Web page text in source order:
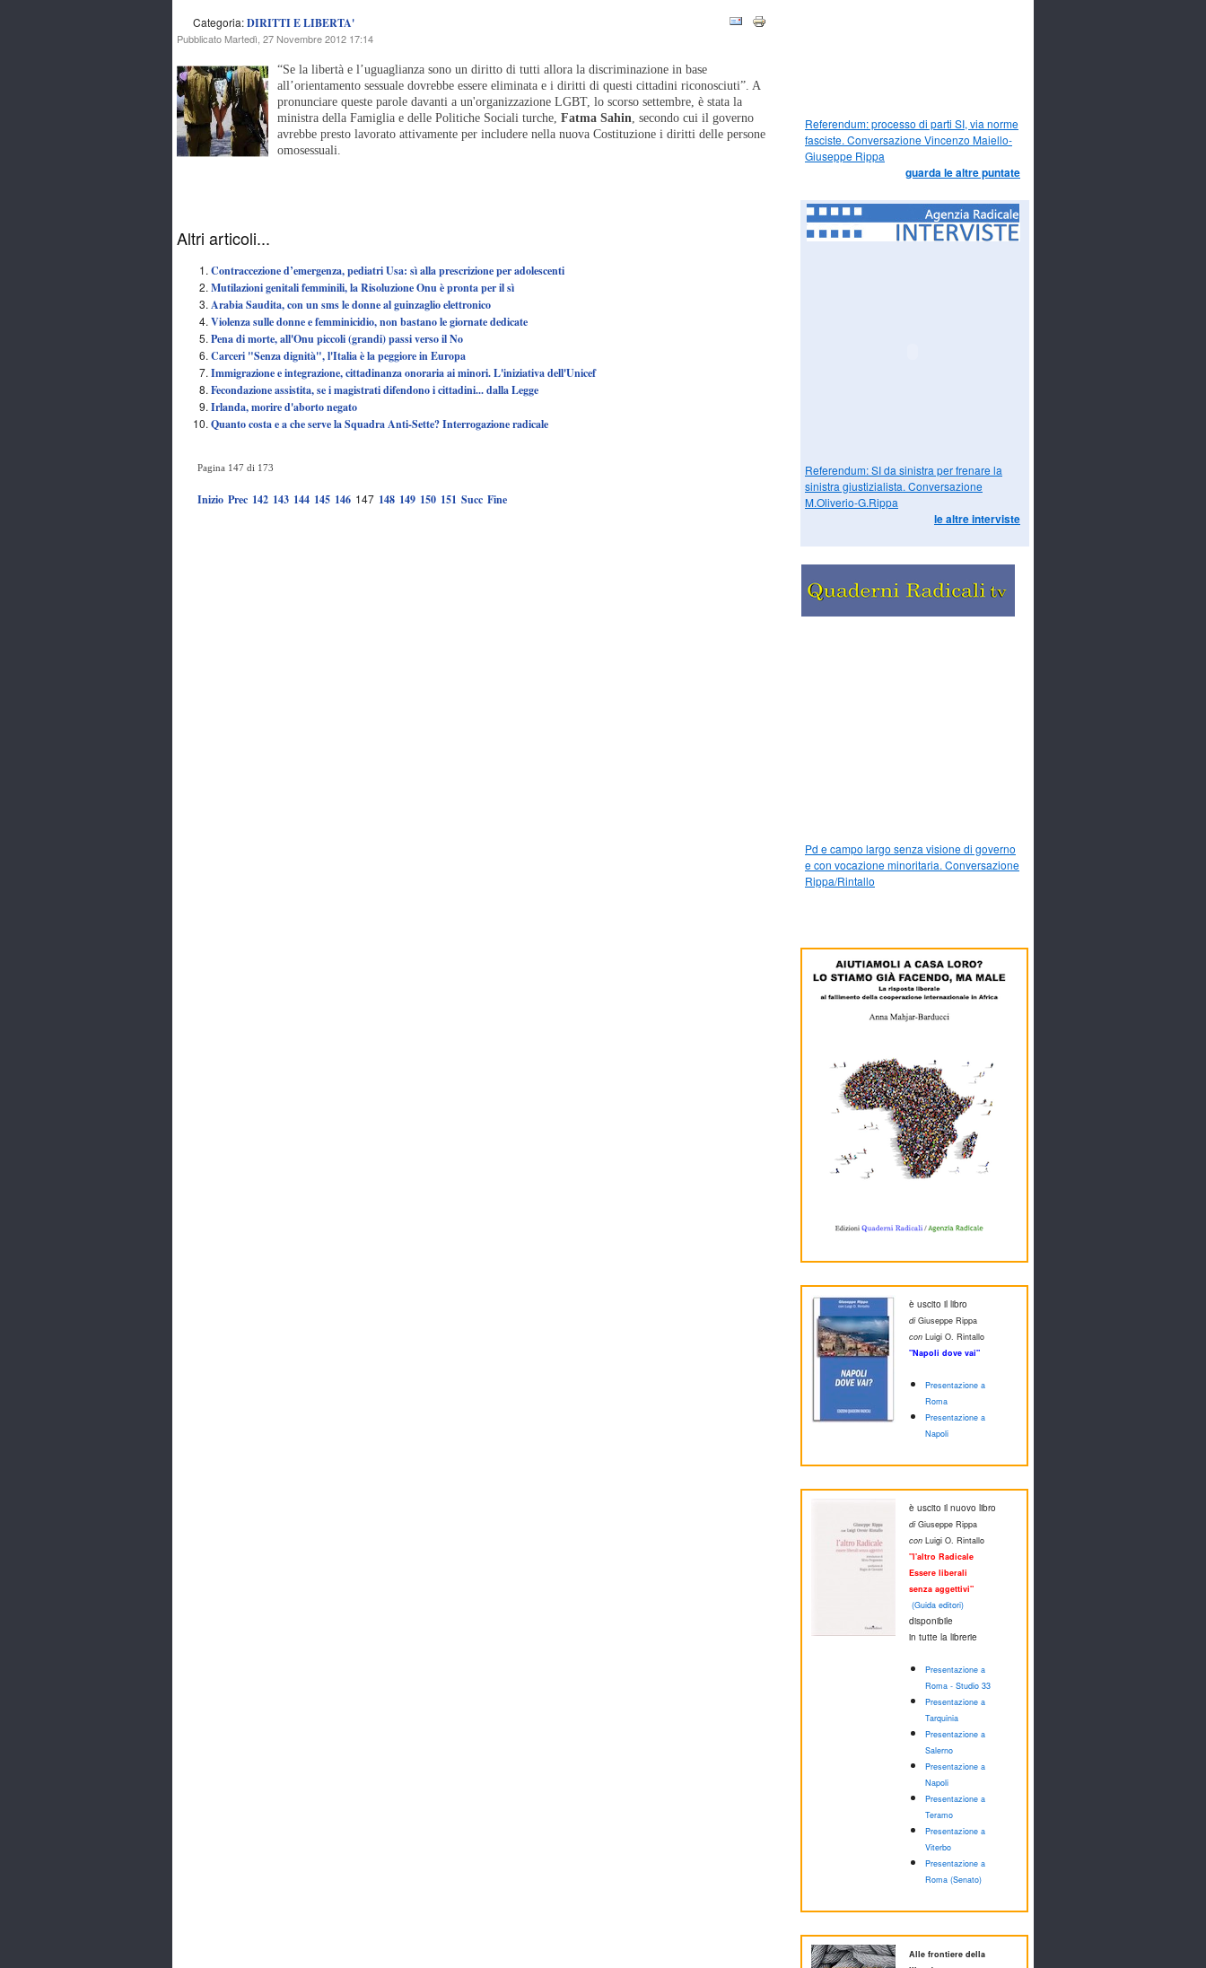
Categoria:DIRITTI E LIBERTA'
Pubblicato Martedì, 27 Novembre 2012 17:14
“Se la libertà e l’uguaglianza sono un diritto di tutti allora la discriminazione in base
all’orientamento sessuale dovrebbe essere eliminata e i diritti di questi cittadini riconosciuti”. A
pronunciare queste parole davanti a un'organizzazione LGBT, lo scorso settembre, è stata la
ministra della Famiglia e delle Politiche Sociali turche, Fatma Sahin, secondo cui il governo
avrebbe presto lavorato attivamente per includere nella nuova Costituzione i diritti delle persone
omosessuali.
Altri articoli...
Contraccezione d’emergenza, pediatri Usa: sì alla prescrizione per adolescenti
Mutilazioni genitali femminili, la Risoluzione Onu è pronta per il sì
Arabia Saudita, con un sms le donne al guinzaglio elettronico
Violenza sulle donne e femminicidio, non bastano le giornate dedicate
Pena di morte, all'Onu piccoli (grandi) passi verso il No
Carceri "Senza dignità", l'Italia è la peggiore in Europa
Immigrazione e integrazione, cittadinanza onoraria ai minori. L'iniziativa dell'Unicef
Fecondazione assistita, se i magistrati difendono i cittadini... dalla Legge
Irlanda, morire d'aborto negato
Quanto costa e a che serve la Squadra Anti-Sette? Interrogazione radicale
Pagina 147 di 173
Inizio Prec 142 143 144 145 146 147 148 149 150 151 Succ Fine
Referendum: processo di parti SI, via norme
fasciste. Conversazione Vincenzo Maiello-
Giuseppe Rippa
guarda le altre puntate
Referendum: SI da sinistra per frenare la
sinistra giustizialista. Conversazione
M.Oliverio-G.Rippa
le altre interviste
Pd e campo largo senza visione di governo
e con vocazione minoritaria. Conversazione
Rippa/Rintallo
è uscito il libro
diGiuseppe Rippa
con Luigi O. Rintallo
"Napoli dove vai"
Presentazione a
Roma
Presentazione a
Napoli
è uscito il nuovo libro
diGiuseppe Rippa
con Luigi O. Rintallo
"l'altro Radicale
Essere liberali
senza aggettivi"
(Guida editori)
disponibile
in tutte la librerie
Presentazione a
Roma - Studio 33
Presentazione a
Tarquinia
Presentazione a
Salerno
Presentazione a
Napoli
Presentazione a
Teramo
Presentazione a
Viterbo
Presentazione a
Roma (Senato)
Alle frontiere della